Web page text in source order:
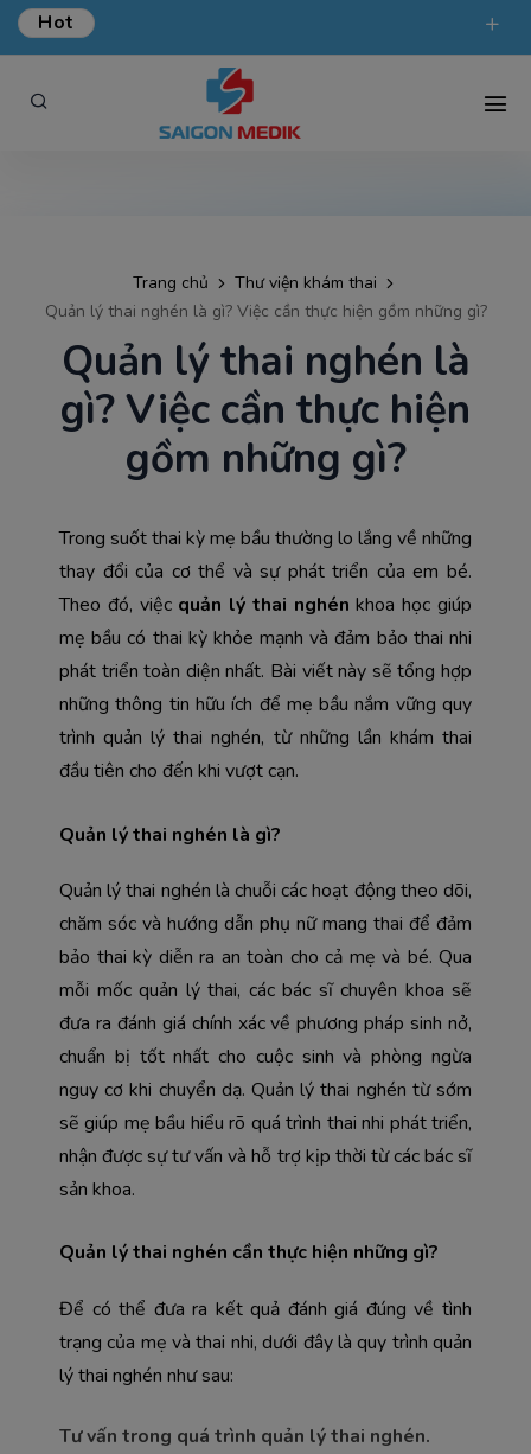
Hot
ƯU ĐÃI KHÁM TỔNG QUÁT TẠI SÀI GÒN MEDIK.
phongkham@saigonmedik.com 19005175
Trang chủ
Thư viện khám thai
Quản lý thai nghén là gì? Việc cần thực hiện gồm những gì?
Quản lý thai nghén là
gì? Việc cần thực hiện
gồm những gì?
Trong suốt thai kỳ mẹ bầu thường lo lắng về những
thay đổi của cơ thể và sự phát triển của em bé.
Theo đó, việc quản lý thai nghén khoa học giúp
mẹ bầu có thai kỳ khỏe mạnh và đảm bảo thai nhi
phát triển toàn diện nhất. Bài viết này sẽ tổng hợp
những thông tin hữu ích để mẹ bầu nắm vững quy
trình quản lý thai nghén, từ những lần khám thai
đầu tiên cho đến khi vượt cạn.
Quản lý thai nghén là gì?
Quản lý thai nghén là chuỗi các hoạt động theo dõi,
chăm sóc và hướng dẫn phụ nữ mang thai để đảm
bảo thai kỳ diễn ra an toàn cho cả mẹ và bé. Qua
mỗi mốc quản lý thai, các bác sĩ chuyên khoa sẽ
đưa ra đánh giá chính xác về phương pháp sinh nở,
chuẩn bị tốt nhất cho cuộc sinh và phòng ngừa
nguy cơ khi chuyển dạ. Quản lý thai nghén từ sớm
sẽ giúp mẹ bầu hiểu rõ quá trình thai nhi phát triển,
nhận được sự tư vấn và hỗ trợ kịp thời từ các bác sĩ
sản khoa.
Quản lý thai nghén cần thực hiện những gì?
Để có thể đưa ra kết quả đánh giá đúng về tình
trạng của mẹ và thai nhi, dưới đây là quy trình quản
lý thai nghén như sau:
Tư vấn trong quá trình quản lý thai nghén.